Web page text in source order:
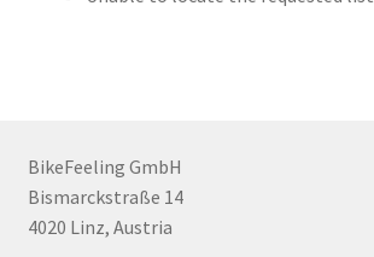
BikeFeeling GmbH
Bismarckstraße 14
4020 Linz, Austria